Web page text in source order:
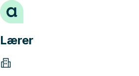
Hopp til innhold
Lærer